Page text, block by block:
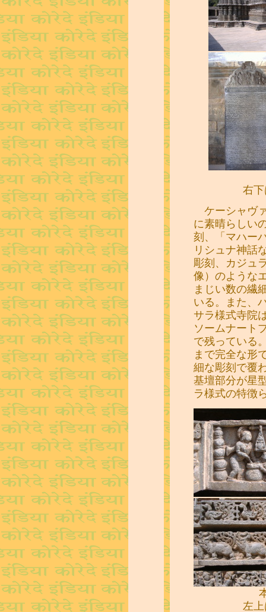
右
ケーシャヴ
に素晴らしい
刻、「マハー
リシュナ神話
彫刻、カジュ
像）のような
まじい数の繊
いる。また、
サラ様式寺院
ソームナート
で残っている
まで完全な形
細な彫刻で覆
基壇部分が星
ラ様式の特徴
左